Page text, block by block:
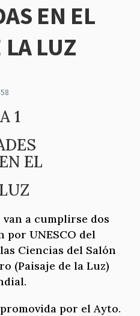
EN EL
LA LUZ
1
EL
a cumplirse dos
por UNESCO del
Ciencias del Salón
(Paisaje de la Luz)
por el Ayto.